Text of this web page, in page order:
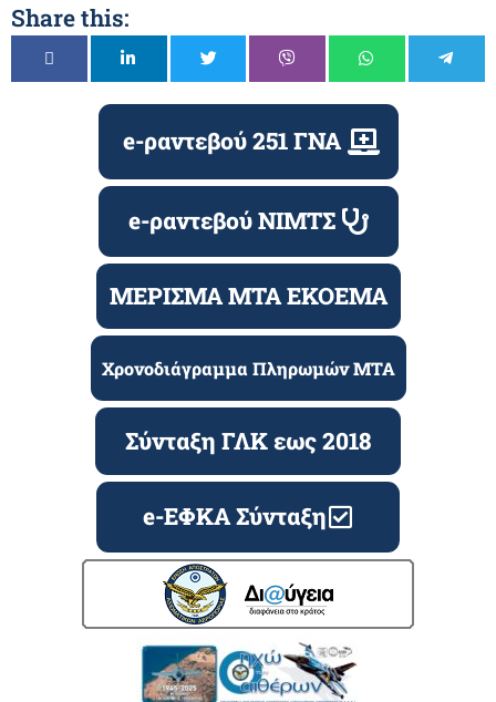
Share this:
e-ραντεβού 251 ΓΝΑ
e-ραντεβού ΝΙΜΤΣ
ΜΕΡΙΣΜΑ ΜΤΑ ΕΚΟΕΜΑ
Χρονοδιάγραμμα Πληρωμών ΜΤΑ
Σύνταξη ΓΛΚ εως 2018
e-ΕΦΚΑ Σύνταξη